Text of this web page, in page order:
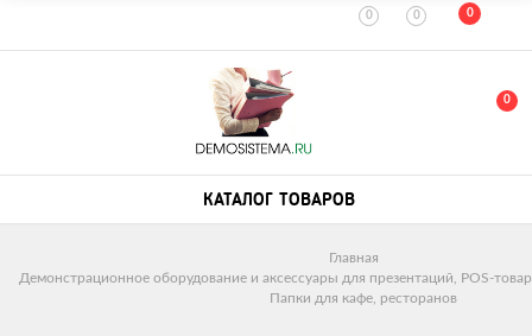
0 0 0
0
КАТАЛОГ ТОВАРОВ
Главная
Демонстрационное оборудование и аксессуары для презентаций, POS-
Папки для кафе, ресторанов